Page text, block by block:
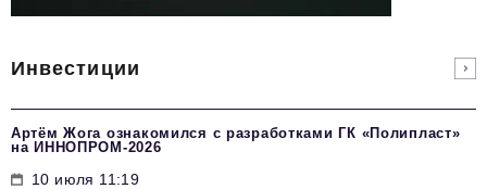
Инвестиции
Артём Жога ознакомился с разработками ГК «Полипласт»
на ИННОПРОМ-2026
10 июля 11:19